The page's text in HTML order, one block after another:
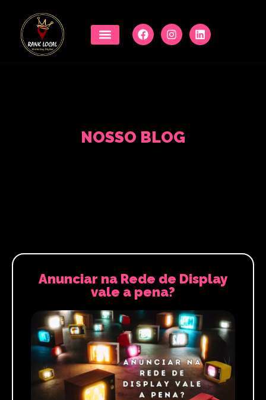
NOSSO BLOG
Anunciar na Rede de Display
vale a pena?